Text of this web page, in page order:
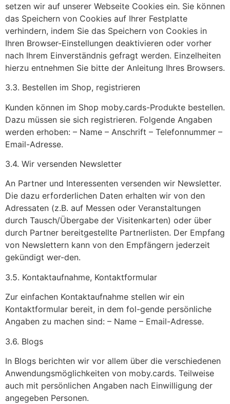
setzen wir auf unserer Webseite Cookies ein. Sie können
das Speichern von Cookies auf Ihrer Festplatte
verhindern, indem Sie das Speichern von Cookies in
Ihren Browser-Einstellungen deaktivieren oder vorher
nach Ihrem Einverständnis gefragt werden. Einzelheiten
hierzu entnehmen Sie bitte der Anleitung Ihres Browsers.
3.3. Bestellen im Shop, registrieren
Kunden können im Shop moby.cards-Produkte bestellen.
Dazu müssen sie sich registrieren. Folgende Angaben
werden erhoben: – Name – Anschrift – Telefonnummer –
Email-Adresse.
3.4. Wir versenden Newsletter
An Partner und Interessenten versenden wir Newsletter.
Die dazu erforderlichen Daten erhalten wir von den
Adressaten (z.B. auf Messen oder Veranstaltungen
durch Tausch/Übergabe der Visitenkarten) oder über
durch Partner bereitgestellte Partnerlisten. Der Empfang
von Newslettern kann von den Empfängern jederzeit
gekündigt wer-den.
3.5. Kontaktaufnahme, Kontaktformular
Zur einfachen Kontaktaufnahme stellen wir ein
Kontaktformular bereit, in dem fol-gende persönliche
Angaben zu machen sind: – Name – Email-Adresse.
3.6. Blogs
In Blogs berichten wir vor allem über die verschiedenen
Anwendungsmöglichkeiten von moby.cards. Teilweise
auch mit persönlichen Angaben nach Einwilligung der
angegeben Personen.